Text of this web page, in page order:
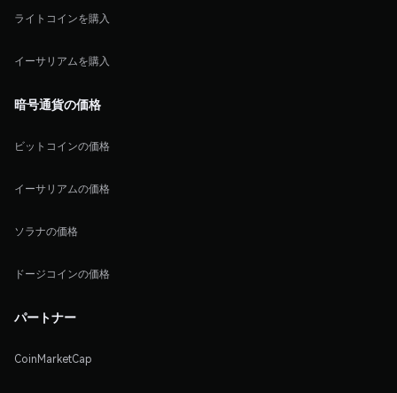
ライトコインを購入
イーサリアムを購入
暗号通貨の価格
ビットコインの価格
イーサリアムの価格
ソラナの価格
ドージコインの価格
パートナー
CoinMarketCap